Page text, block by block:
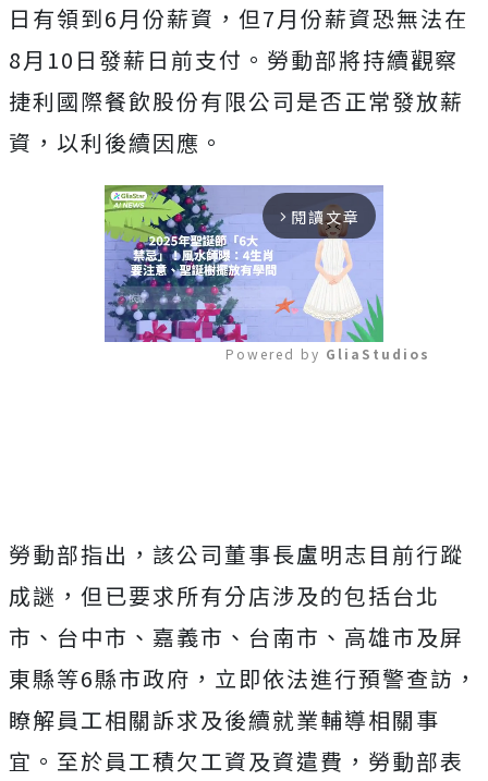
日有領到6月份薪資，但7月份薪資恐無法在
8月10日發薪日前支付。勞動部將持續觀察
捷利國際餐飲股份有限公司是否正常發放薪
資，以利後續因應。
arrow_forward_ios 閱讀文章
Powered by GliaStudios
勞動部指出，該公司董事長盧明志目前行蹤
成謎，但已要求所有分店涉及的包括台北
市、台中市、嘉義市、台南市、高雄市及屏
東縣等6縣市政府，立即依法進行預警查訪，
瞭解員工相關訴求及後續就業輔導相關事
宜。 至於員工積欠工資及資遣費，勞動部表